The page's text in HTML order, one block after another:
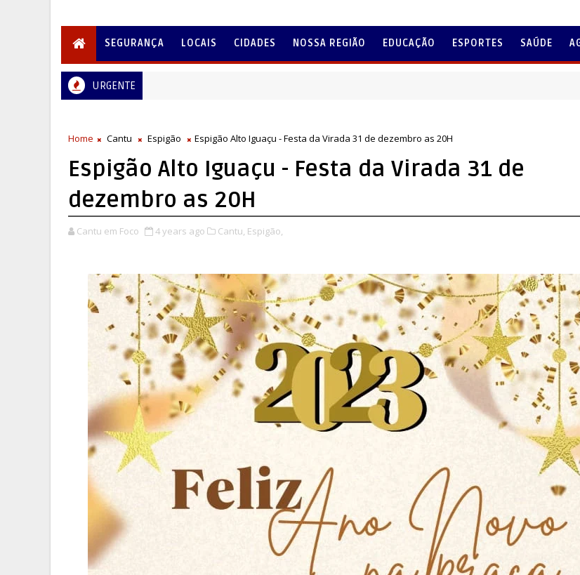
SEGURANÇA LOCAIS CIDADES NOSSA REGIÃO EDUCAÇÃO ESPORTES SAÚDE
URGENTE
Home Cantu Espigão Espigão Alto Iguaçu - Festa da Virada 31 de dezembro as 20H
Espigão Alto Iguaçu - Festa da Virada 31 de
dezembro as 20H
Cantu em Foco 4 years ago Cantu, Espigão,